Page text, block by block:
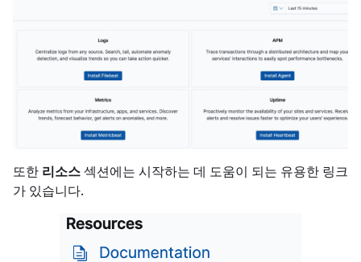
또한 리소스 섹션에는 시작하는 데 도움이 되는 유용한 링크
가 있습니다.